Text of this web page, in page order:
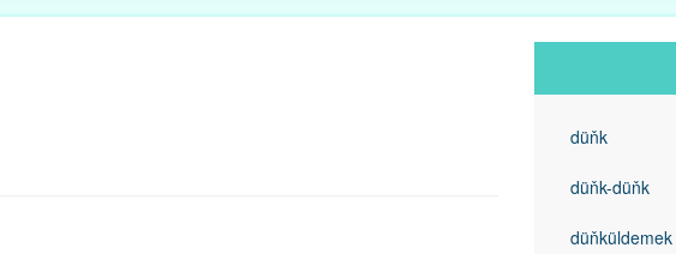
düňk
düňk-düňk
düňküldemek